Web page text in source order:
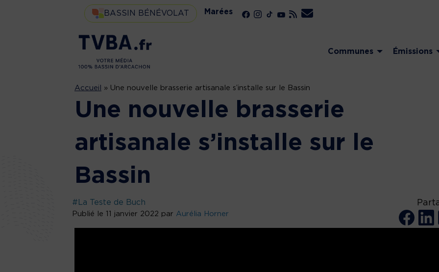
BASSIN BÉNÉVOLAT Marées
Communes Émissions
Accueil » Une nouvelle brasserie artisanale s’installe sur le Bassin
Une nouvelle brasserie
artisanale s’installe sur le
Bassin
#La Teste de Buch
Publié le 11 janvier 2022 par Aurélia Horner